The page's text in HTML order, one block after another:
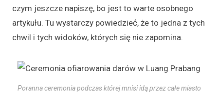
czym jeszcze napiszę, bo jest to warte osobnego
artykułu. Tu wystarczy powiedzieć, że to jedna z tych
chwil i tych widoków, których się nie zapomina.
Poranna ceremonia podczas której mnisi idą przez całe miasto